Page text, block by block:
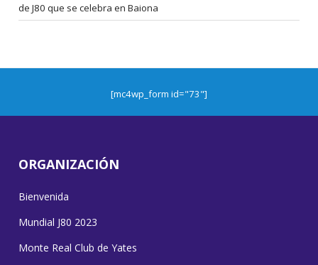
de J80 que se celebra en Baiona
[mc4wp_form id="73"]
ORGANIZACIÓN
Bienvenida
Mundial J80 2023
Monte Real Club de Yates